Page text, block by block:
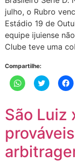
julho, o Rubro
Estádio 19 de
equipe ijuiense
Clube teve uma
Compartilhe:
Clique
para
WhatsApp(abre
em
nova
Clique
para
em
nova
janela)
São Luiz